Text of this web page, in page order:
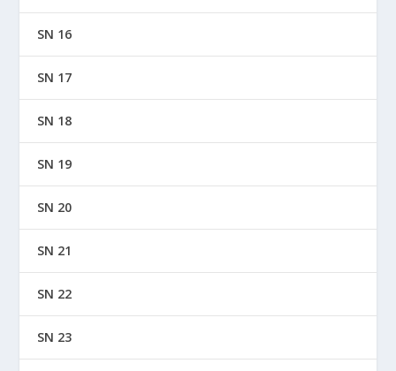
SN 16
SN 17
SN 18
SN 19
SN 20
SN 21
SN 22
SN 23